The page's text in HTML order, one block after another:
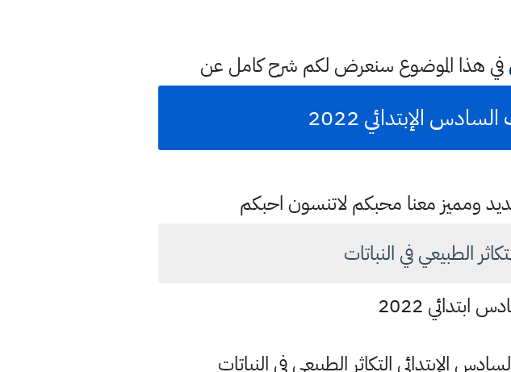
في هذا الموضوع سنعرض لكم شرح كامل عن
الإبتدائي 2022
ومميز معنا محبكم لاتنسون احبكم
الطبيعي في النباتات
2022
التكاثر الطبيعي في النباتات